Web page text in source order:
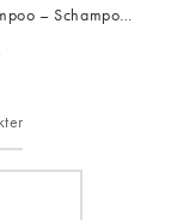
– Schampo